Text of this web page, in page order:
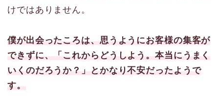
けではありません。
僕が出会ったころは、思うようにお客様の集客が
できずに、「これからどうしよう。本当にうまく
いくのだろうか？」とかなり不安だったようで
す。